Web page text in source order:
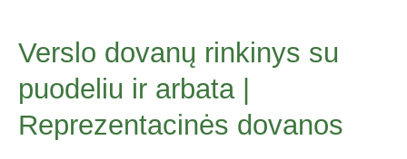
Verslo dovanų rinkinys su
puodeliu ir arbata |
Reprezentacinės dovanos